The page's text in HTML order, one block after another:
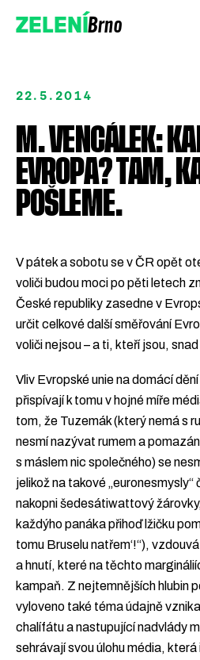
ZELENÍBrno
Přidejte se!
22.5.2014
M. VENCÁLEK:
EVROPA? TAM,
POŠLEME.
V pátek a sobotu se v ČR opět
voliči budou moci po pěti letech
České republiky zasedne v
určit celkové další směřování
voliči nejsou – a ti, kteří jsou,
Vliv Evropské unie na domácí
přispívají k tomu v hojné míře
tom, že Tuzemák (který nemá s
nesmí nazývat rumem a
s máslem nic společného) se
jelikož na takové „euronesmysly“
nakopni šedesátiwattový
každýho panáka přihoď lžičku
tomu Bruselu natřem‘!“),
a hnutí, které na těchto
kampaň. Z nejtemnějších hlubin
vyloveno také téma údajně
chalífátu a nastupující nadvlády
sehrávají svou úlohu média,